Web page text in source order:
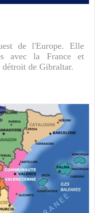
de l'Europe. Elle
avec la France et
de Gibraltar.